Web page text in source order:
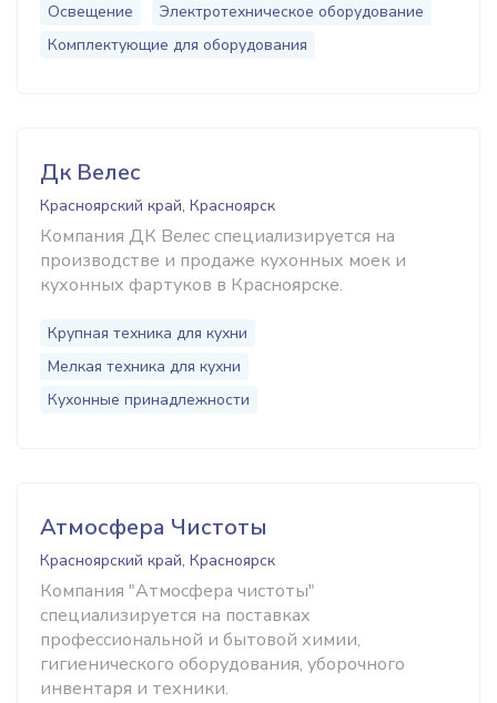
Освещение
Электротехническое оборудование
Комплектующие для оборудования
Дк Велес
Красноярский край, Красноярск
Компания ДК Велес специализируется на
производстве и продаже кухонных моек и
кухонных фартуков в Красноярске.
Крупная техника для кухни
Мелкая техника для кухни
Кухонные принадлежности
Атмосфера Чистоты
Красноярский край, Красноярск
Компания "Атмосфера чистоты"
специализируется на поставках
профессиональной и бытовой химии,
гигиенического оборудования, уборочного
инвентаря и техники.